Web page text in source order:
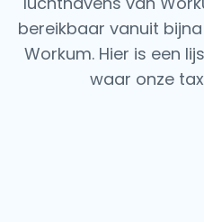
bereikbaar vanuit
Workum. Hier is een
waar onze